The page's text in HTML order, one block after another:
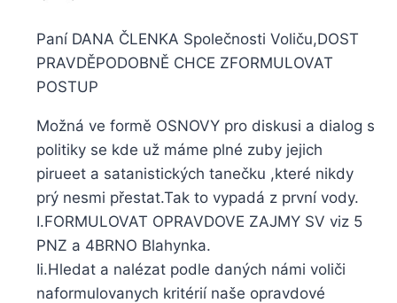
Paní DANA ČLENKA Společnosti Voliču,DOST
PRAVDĚPODOBNĚ CHCE ZFORMULOVAT
POSTUP
Možná ve formě OSNOVY pro diskusi a dialog s
politiky se kde už máme plné zuby jejich
pirueet a satanistických tanečku ,které nikdy
prý nesmi přestat.Tak to vypadá z první vody.
I.FORMULOVAT OPRAVDOVE ZAJMY SV viz 5
PNZ a 4BRNO Blahynka.
Ii.Hledat a nalézat podle daných námi voliči
naformulovanych kritérií naše opravdové